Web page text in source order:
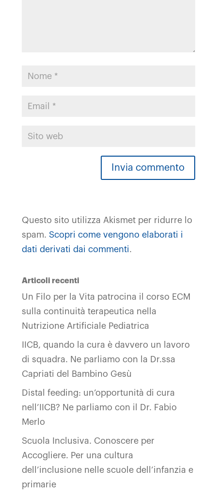
Questo sito utilizza Akismet per ridurre lo
spam. Scopri come vengono elaborati i
dati derivati dai commenti.
Articoli recenti
Un Filo per la Vita patrocina il corso ECM
sulla continuità terapeutica nella
Nutrizione Artificiale Pediatrica
IICB, quando la cura è davvero un lavoro
di squadra. Ne parliamo con la Dr.ssa
Capriati del Bambino Gesù
Distal feeding: un’opportunità di cura
nell’IICB? Ne parliamo con il Dr. Fabio
Merlo
Scuola Inclusiva. Conoscere per
Accogliere. Per una cultura
dell’inclusione nelle scuole dell’infanzia e
primarie